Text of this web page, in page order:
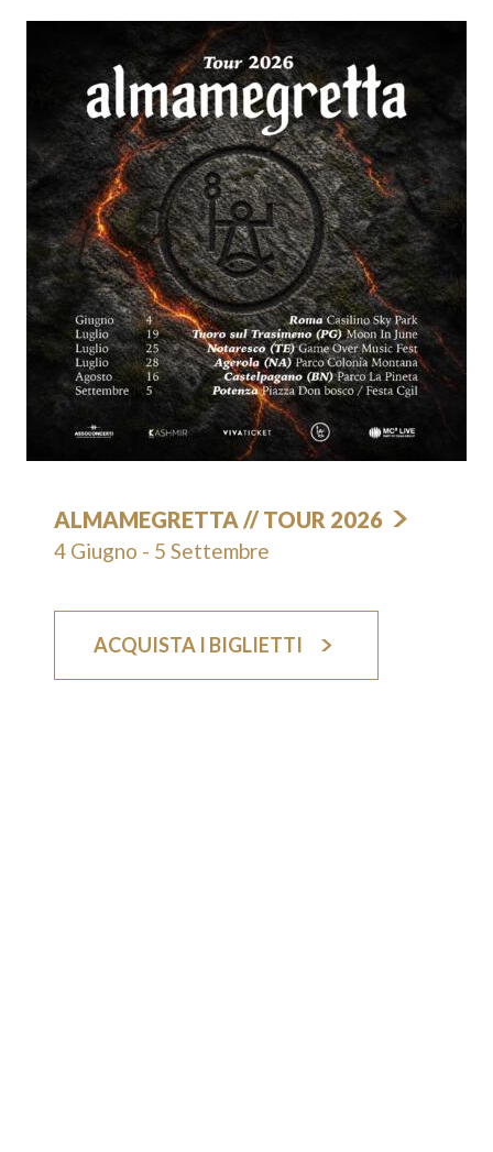
ALMAMEGRETTA // TOUR 2026
4 Giugno - 5 Settembre
ACQUISTA I BIGLIETTI